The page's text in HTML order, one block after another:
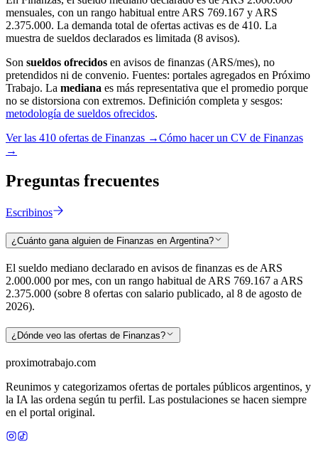
mensuales, con un rango habitual entre ARS 769.167 y ARS
2.375.000. La demanda total de ofertas activas es de 410. La
muestra de sueldos declarados es limitada (8 avisos).
Son sueldos ofrecidos en avisos de finanzas (ARS/mes), no
pretendidos ni de convenio. Fuentes: portales agregados en Próximo
Trabajo. La mediana es más representativa que el promedio porque
no se distorsiona con extremos. Definición completa y sesgos:
metodología de sueldos ofrecidos.
Ver las 410 ofertas de Finanzas →Cómo hacer un CV de Finanzas
→
Preguntas frecuentes
Escribinos
¿Cuánto gana alguien de Finanzas en Argentina?
El sueldo mediano declarado en avisos de finanzas es de ARS
2.000.000 por mes, con un rango habitual de ARS 769.167 a ARS
2.375.000 (sobre 8 ofertas con salario publicado, al 8 de agosto de
2026).
¿Dónde veo las ofertas de Finanzas?
proximotrabajo.com
Reunimos y categorizamos ofertas de portales públicos argentinos, y
la IA las ordena según tu perfil. Las postulaciones se hacen siempre
en el portal original.